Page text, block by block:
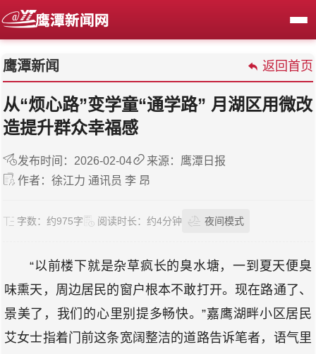
鹰潭新闻 返回首页
从“烦心路”变学童“通学路” 月湖区用微改
造提升群众幸福感
发布时间：2026-02-04
来源：鹰潭日报
作者：徐江力 通讯员 李 昂
字数： 约975字 阅读时长： 约4分钟 夜间模式
“以前楼下就是杂草疯长的臭水塘，一到夏天便臭
味熏天，周边居民的窗户根本不敢打开。现在路通了、
景美了，我们的心里别提多畅快。”嘉鹰湖畔小区居民
艾女士指着门前这条宽阔整洁的道路告诉笔者，语气里